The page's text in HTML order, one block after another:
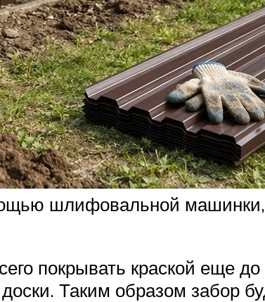
шлифовальной машинки,
покрывать краской еще
Таким образом забор